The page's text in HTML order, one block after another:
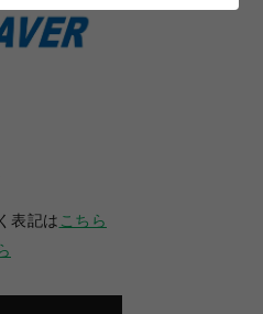
表記は こちら